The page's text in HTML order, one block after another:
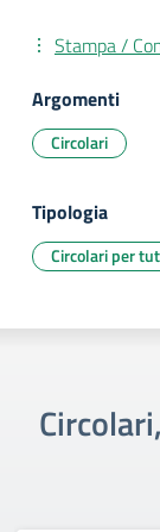
Stampa /
Argomenti
Circolari
Tipologia
Circolari per